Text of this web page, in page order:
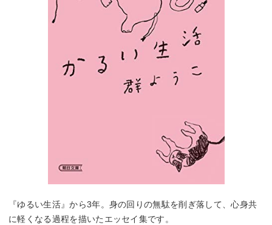
『ゆるい生活』から3年。身の回りの無駄を削ぎ落して、心身共
に軽くなる過程を描いたエッセイ集です。